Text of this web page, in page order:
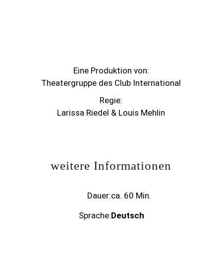
Eine Produktion von:
Theatergruppe des Club International
Regie:
Larissa Riedel & Louis Mehlin
weitere Informationen
Dauer:ca. 60 Min.
Sprache:Deutsch